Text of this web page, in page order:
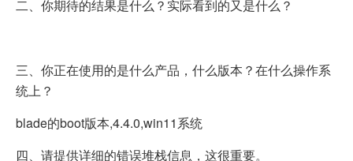
二、你期待的结果是什么？实际看到的又是什么？
三、你正在使用的是什么产品，什么版本？在什么操作系
统上？
blade的boot版本,4.4.0,win11系统
四、请提供详细的错误堆栈信息，这很重要。